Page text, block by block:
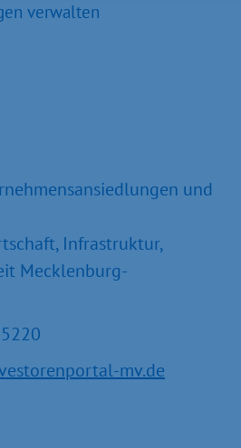
verwalten
und
Infrastruktur,
Mecklenburg-
mv.de